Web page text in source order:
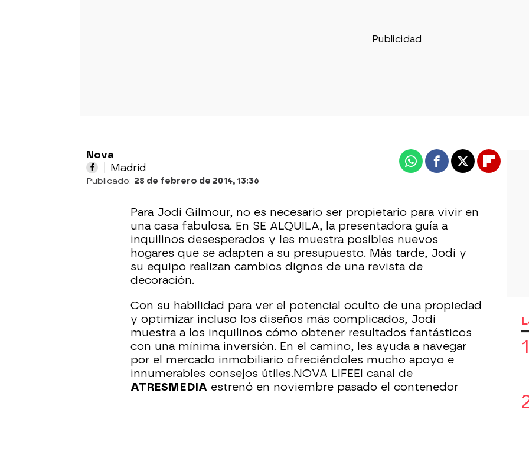
Nova
Madrid
Publicado: 28 de febrero de 2014, 13:36
WhatsappFacebook
X
Para Jodi Gilmour, no es necesario ser propietario para vivir en
una casa fabulosa. En SE ALQUILA, la presentadora guía a
inquilinos desesperados y les muestra posibles nuevos
hogares que se adapten a su presupuesto. Más tarde, Jodi y
su equipo realizan cambios dignos de una revista de
decoración.
Con su habilidad para ver el potencial oculto de una propiedad
y optimizar incluso los diseños más complicados, Jodi
muestra a los inquilinos cómo obtener resultados fantásticos
con una mínima inversión. En el camino, les ayuda a navegar
por el mercado inmobiliario ofreciéndoles mucho apoyo e
innumerables consejos útiles.NOVA LIFEEl canal de
ATRESMEDIA estrenó en noviembre pasado el contenedor